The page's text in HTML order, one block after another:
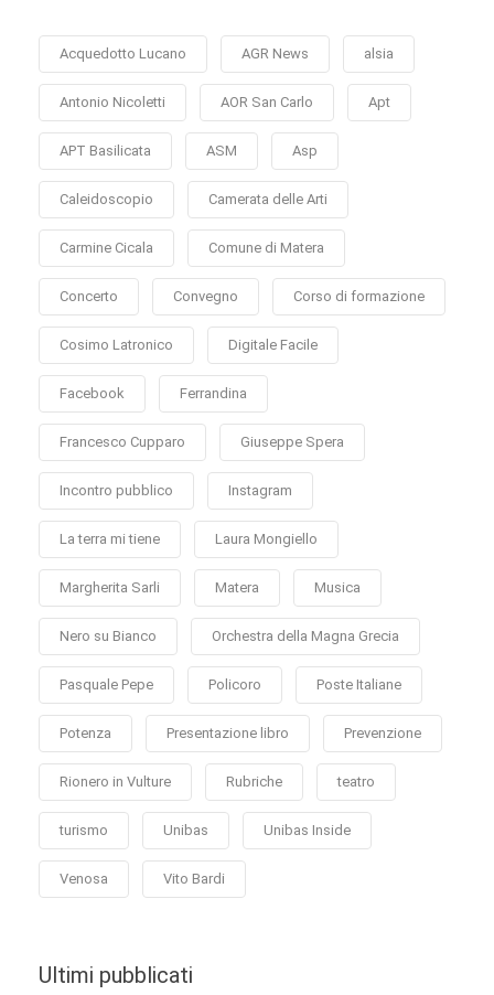
Acquedotto Lucano AGR News alsia
Antonio Nicoletti AOR San Carlo Apt
APT Basilicata ASM Asp
Caleidoscopio Camerata delle Arti
Carmine Cicala Comune di Matera
Concerto Convegno Corso di formazione
Cosimo Latronico Digitale Facile
Facebook Ferrandina
Francesco Cupparo Giuseppe Spera
Incontro pubblico Instagram
La terra mi tiene Laura Mongiello
Margherita Sarli Matera Musica
Nero su Bianco Orchestra della Magna Grecia
Pasquale Pepe Policoro Poste Italiane
Potenza Presentazione libro Prevenzione
Rionero in Vulture Rubriche teatro
turismo Unibas Unibas Inside
Venosa Vito Bardi
Ultimi pubblicati